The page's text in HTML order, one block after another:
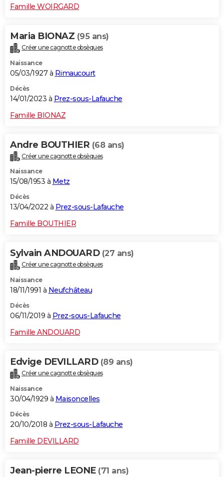
Famille WOIRGARD
Maria BIONAZ (95 ans)
Créer une cagnotte obsèques
Naissance
05/03/1927 à Rimaucourt
Décès
14/01/2023 à Prez-sous-Lafauche
Famille BIONAZ
Andre BOUTHIER (68 ans)
Créer une cagnotte obsèques
Naissance
15/08/1953 à Metz
Décès
13/04/2022 à Prez-sous-Lafauche
Famille BOUTHIER
Sylvain ANDOUARD (27 ans)
Créer une cagnotte obsèques
Naissance
18/11/1991 à Neufchâteau
Décès
06/11/2019 à Prez-sous-Lafauche
Famille ANDOUARD
Edvige DEVILLARD (89 ans)
Créer une cagnotte obsèques
Naissance
30/04/1929 à Maisoncelles
Décès
20/10/2018 à Prez-sous-Lafauche
Famille DEVILLARD
Jean-pierre LEONE (71 ans)